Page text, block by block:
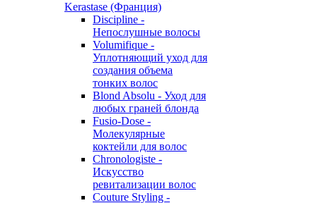
Kerastase (Франция)
Discipline -
Непослушные волосы
Volumifique -
Уплотняющий уход для
создания объема
тонких волос
Blond Absolu - Уход для
любых граней блонда
Fusio-Dose -
Молекулярные
коктейли для волос
Chronologiste -
Искусство
ревитализации волос
Couture Styling -